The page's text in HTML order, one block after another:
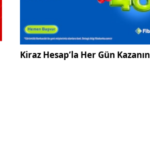
Kiraz Hesap’la Her Gün Kazanın